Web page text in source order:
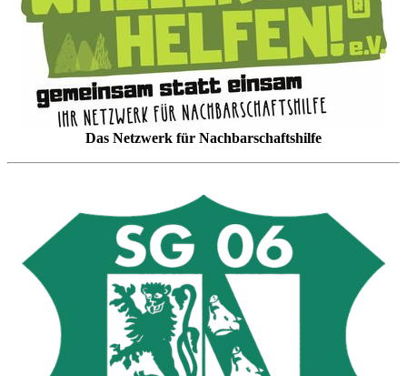
Das Netzwerk für Nachbarschaftshilfe